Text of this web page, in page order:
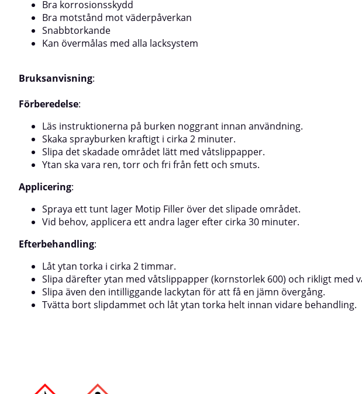
eller hobbyprojektSå här använder du ColorMatic
High Build FillerLäs instruktioner och varningstexter
på etiketten noggrant före användning!Ta bort
eventuell rost och slipa ytan noggrant.Rengör ytan
minuter.Utför ett spraytest på en provyta.Håll ett
sprayavstånd på cirka 15–20 cm och applicera i flera
Bra korrosionsskydd
Bra motstånd mot väderpåverkan
Snabbtorkande
Kan övermålas med alla lacksystem
Bruksanvisning:
Förberedelse:
Läs instruktionerna på burken noggrant innan användning.
Skaka sprayburken kraftigt i cirka 2 minuter.
Slipa det skadade området lätt med våtslippapper.
Ytan ska vara ren, torr och fri från fett och smuts.
Applicering:
Spraya ett tunt lager Motip Filler över det slipade området.
Vid behov, applicera ett andra lager efter cirka 30 minuter.
Efterbehandling:
Låt ytan torka i cirka 2 timmar.
Slipa därefter ytan med våtslippapper (kornstorlek 600) och rikligt med
Slipa även den intilliggande lackytan för att få en jämn övergång.
Tvätta bort slipdammet och låt ytan torka helt innan vidare behandling.